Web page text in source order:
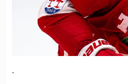
.